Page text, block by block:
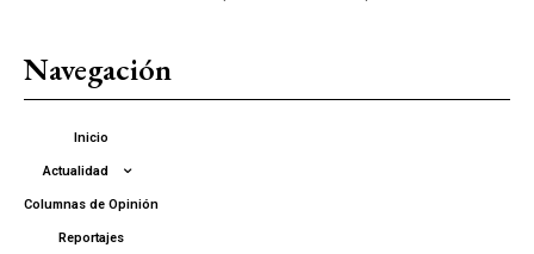
Navegación
Inicio
Actualidad
Columnas de Opinión
Reportajes